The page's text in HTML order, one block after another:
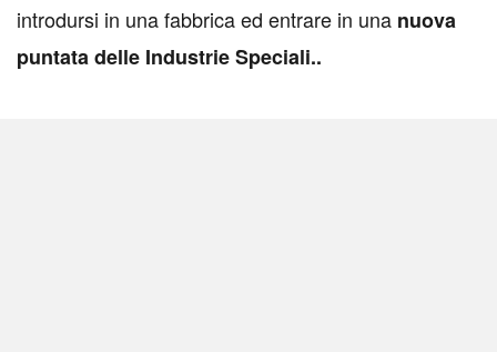
introdursi in una fabbrica ed entrare in una nuova
puntata delle Industrie Speciali..